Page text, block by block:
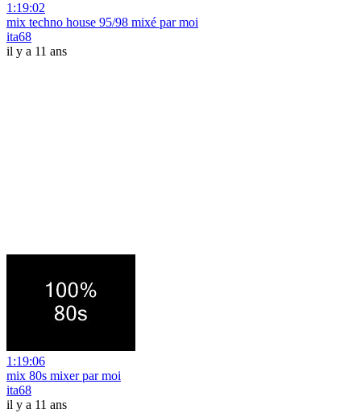
1:19:02
mix techno house 95/98 mixé par moi
ita68
il y a 11 ans
1:19:06
mix 80s mixer par moi
ita68
il y a 11 ans